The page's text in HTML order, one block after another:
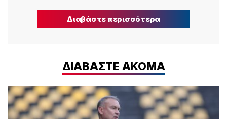
Διαβάστε περισσότερα
ΔΙΑΒΑΣΤΕ ΑΚΟΜΑ